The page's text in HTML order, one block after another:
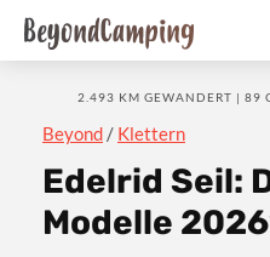
Beyond / Klettern
2.493 KM GEWANDERT | 89
Edelrid Seil:
Modelle